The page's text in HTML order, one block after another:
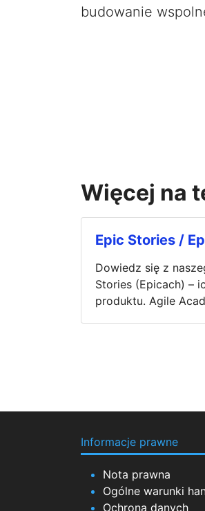
budowanie
Więcej na
Epic Stories /
Dowiedz się z
Stories (Epicach) –
produktu. Agile
Informacje prawne
Nota prawna
Ogólne warunki
Ochrona danych